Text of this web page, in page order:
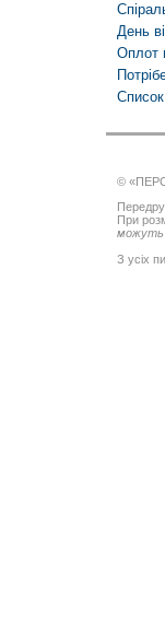
День
Оплот
©
При
можуть
З усіх